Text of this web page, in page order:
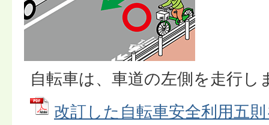
自転車は、車道の左側を走行し
改訂した自転車安全利用五